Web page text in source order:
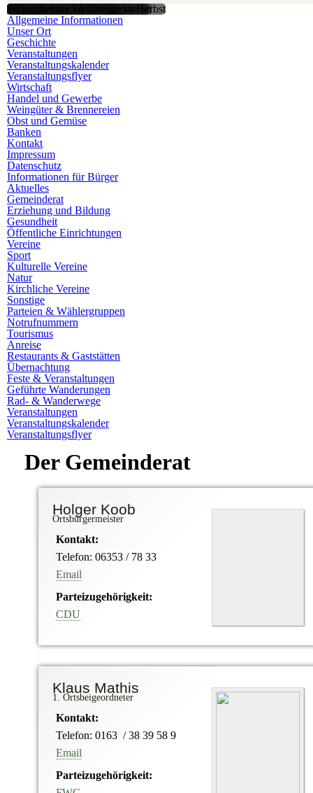
Weinbau
Osterbrunnen am Obertor
Panoramablick über Weisenheim
Fastnachtsumzug Rieslingwurm
Weisenheimer Weinberge im Herbst
Home
Allgemeine Informationen
Unser Ort
Geschichte
Veranstaltungen
Veranstaltungskalender
Veranstaltungsflyer
Wirtschaft
Handel und Gewerbe
Weingüter & Brennereien
Obst und Gemüse
Banken
Kontakt
Impressum
Datenschutz
Informationen für Bürger
Aktuelles
Gemeinderat
Erziehung und Bildung
Gesundheit
Öffentliche Einrichtungen
Vereine
Sport
Kulturelle Vereine
Natur
Kirchliche Vereine
Sonstige
Parteien & Wählergruppen
Notrufnummern
Tourismus
Anreise
Restaurants & Gaststätten
Übernachtung
Feste & Veranstaltungen
Geführte Wanderungen
Rad- & Wanderwege
Veranstaltungen
Veranstaltungskalender
Veranstaltungsflyer
Der Gemeinderat
Holger Koob
Ortsbürgermeister
Kontakt:
Telefon: 06353 / 78 33
Email
Parteizugehörigkeit:
CDU
Klaus Mathis
1. Ortsbeigeordneter
Kontakt:
Telefon: 0163 / 38 39 58 9
Email
Parteizugehörigkeit: